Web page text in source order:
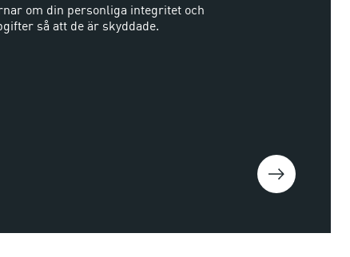
om din personliga integritet och
så att de är skyddade.